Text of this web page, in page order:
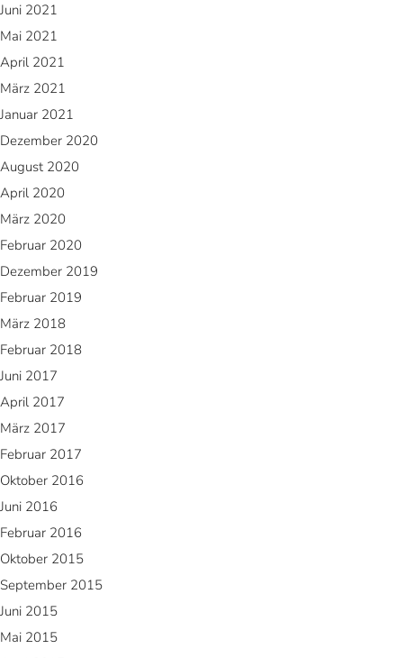
Juni 2021
Mai 2021
April 2021
März 2021
Januar 2021
Dezember 2020
August 2020
April 2020
März 2020
Februar 2020
Dezember 2019
Februar 2019
März 2018
Februar 2018
Juni 2017
April 2017
März 2017
Februar 2017
Oktober 2016
Juni 2016
Februar 2016
Oktober 2015
September 2015
Juni 2015
Mai 2015